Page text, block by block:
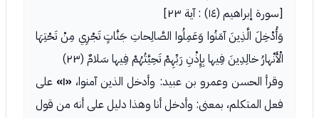
[سورة إبراهيم (١٤) : آية ٢٣]
وَأُدْخِلَ الَّذِينَ آمَنُوا وَعَمِلُوا الصَّالِحاتِ جَنَّاتٍ تَجْرِي مِنْ تَحْتِهَا
الْأَنْهارُ خالِدِينَ فِيها بِإِذْنِ رَبِّهِمْ تَحِيَّتُهُمْ فِيها سَلامٌ (٢٣)
وقرأ الحسن وعمرو بن عبيد: وأدخل الذين آمنوا، «١»
على
فعل المتكلم، بمعنى: وأدخل أنا وهذا دليل على أنه من قول